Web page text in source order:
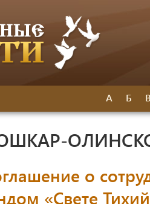
А Б
о
«Свете